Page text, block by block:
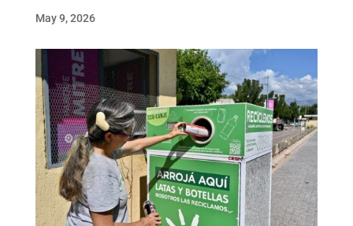
May 9, 2026